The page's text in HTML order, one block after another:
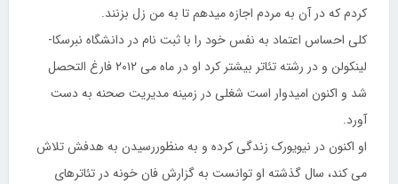
کردم که در آن به مردم اجازه میدهم تا به من زل بزنند.
کلی احساس اعتماد به نفس خود را با ثبت نام در دانشگاه نبرسکا-
لینکولن و در رشته تئاتر بیشتر کرد او در ماه می ۲۰۱۲ فارغ التحصل
شد و اکنون امیدوار است شغلی در زمینه مدیریت صحنه به دست
آورد.
او اکنون در نیویورک زندگی کرده و به منظوررسیدن به هدفش تلاش
می کند، سال گذشته او توانست به گزارش فان خونه در تئاترهای